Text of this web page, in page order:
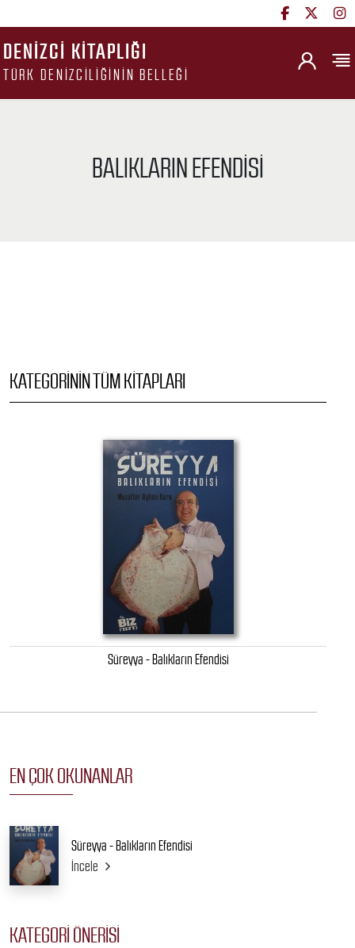
DENIZCI KITAPLIĞI
TÜRK DENIZCILIĞININ BELLEĞI
BALIKLARIN EFENDISI
KATEGORININ TÜM KITAPLARI
Süreyya - Balıkların Efendisi
EN ÇOK OKUNANLAR
Süreyya - Balıkların Efendisi
İncele
KATEGORI ÖNERISI